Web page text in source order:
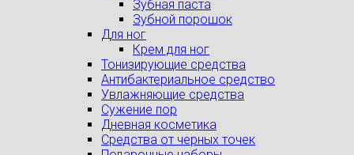
Зубная паста
Зубной порошок
Для ног
Крем для ног
Тонизирующие средства
Антибактериальное средство
Увлажняющие средства
Сужение пор
Дневная косметика
Средства от черных точек